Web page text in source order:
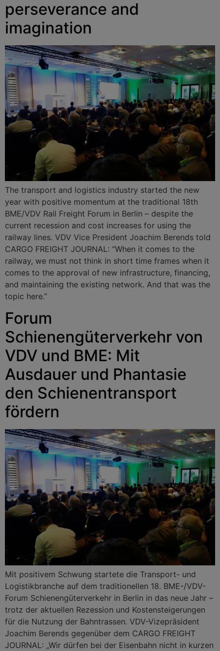
perseverance and
imagination
The transport and logistics industry started the new
year with positive momentum at the traditional 18th
BME/VDV Rail Freight Forum in Berlin – despite the
current recession and cost increases for using the
railway lines. VDV Vice President Joachim Berends told
CARGO FREIGHT JOURNAL: “When it comes to the
railway, we must not think in short time frames when it
comes to the approval of new infrastructure, financing,
and maintaining the existing network. And that was the
topic here.”
Forum
Schienengüterverkehr von
VDV und BME: Mit
Ausdauer und Phantasie
den Schienentransport
fördern
Mit positivem Schwung startete die Transport- und
Logistikbranche auf dem traditionellen 18. BME-/VDV-
Forum Schienengüterverkehr in Berlin in das neue Jahr –
trotz der aktuellen Rezession und Kostensteigerungen
für die Nutzung der Bahntrassen. VDV-Vizepräsident
Joachim Berends gegenüber dem CARGO FREIGHT
JOURNAL: „Wir dürfen bei der Eisenbahn nicht in kurzen